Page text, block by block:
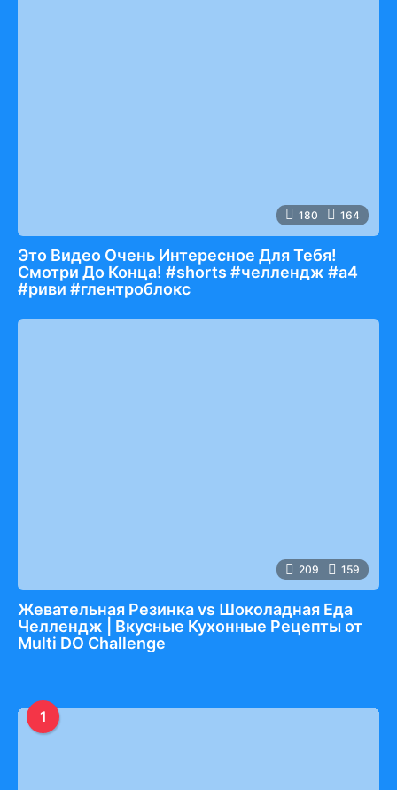
180 164
Это Видео Очень Интересное Для Тебя!
Смотри До Конца! #shorts #челлендж #а4
#риви #глентроблокс
209 159
Жевательная Резинка vs Шоколадная Еда
Челлендж | Вкусные Кухонные Рецепты от
Multi DO Challenge
1